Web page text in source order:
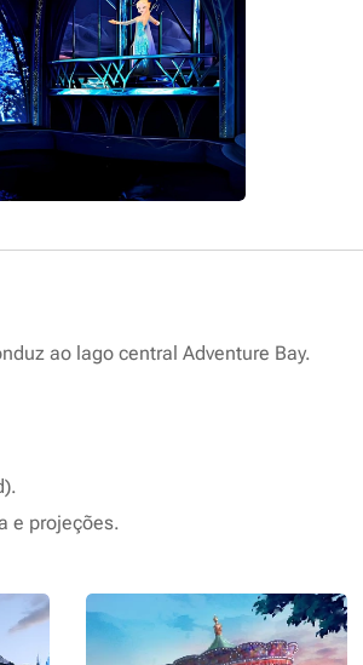
ao lago central Adventure Bay.
.
e projeções.